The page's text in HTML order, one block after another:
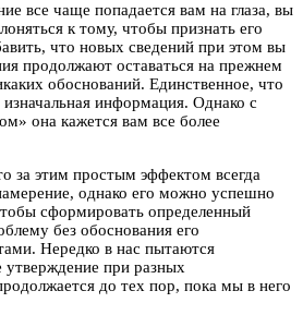
все чаще попадается вам на глаза, вы
к тому, чтобы признать его
что новых сведений при этом вы
продолжают оставаться на прежнем
обоснований. Единственное, что
информация. Однако с
она кажется вам все более
за этим простым эффектом всегда
однако его можно успешно
сформировать определенный
без обоснования его
Нередко в нас пытаются
утверждение при разных
до тех пор, пока мы в него